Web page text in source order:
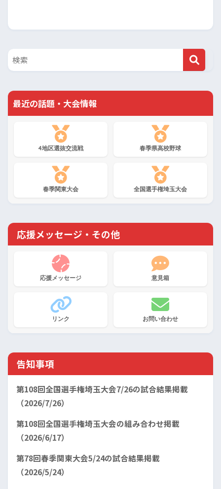
最近の話題・大会情報
4地区選抜交流戦 春季県高校野球
春季関東大会 全国選手権埼玉大会
応援メッセージ・その他
応援メッセージ 意見箱
リンク お問い合わせ
告知事項
第108回全国選手権埼玉大会7/26の試合結果掲載
（2026/7/26）
第108回全国選手権埼玉大会の組み合わせ掲載
（2026/6/17）
第78回春季関東大会5/24の試合結果掲載
（2026/5/24）